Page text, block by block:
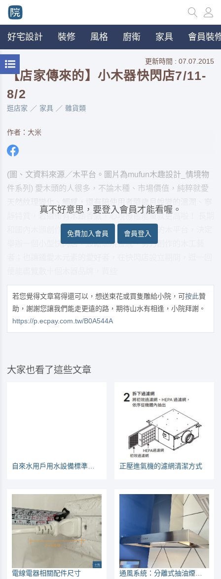
好宅設計 裝修 風格 廚衛 家具 會員裝
更新時間 : 07.07.2015
【店家傳來的】小木器快閃店7/11-
8/2
逛店家 家具 雜貨類
作者：大米
(圖、文資料來源／木平台。圖片為mufun木趣設計_情境物
件系列) 愛木頭的人很多，不論木種、市場價值，純粹就愛
靜特質，若還帶有木頭香氣，心境療癒能量就更高啦！ 長期
和國內木頭創作者互動，甚至舉辦創作展覽的木平台，決定
舉辦一個小型快閃店，鼓勵燃燒靈感、努力創作的木工藝
真不好意思，要登入會員才能看喔。
免費加入會員 會員登入
若您覺得文章寫得還可以，想送束花或買隻雕給小院，可按此贊
助，謝謝您讓我們能走更遠的路，期待山水有相逢，小院拜謝。
https://p.ecpay.com.tw/B0A544A
大家也看了這些文章
正壓進氣機的濾網清潔方式
電線電器相關配件尺寸